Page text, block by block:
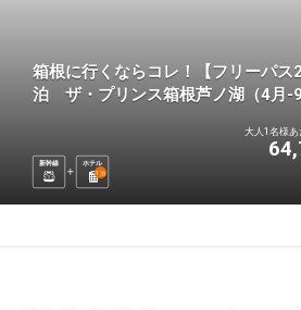
箱根に行くならコレ！【フリーパス
泊 ザ・プリンス箱根芦ノ湖（4月-9
新幹線
ホテル
1 泊
大人1名様あ